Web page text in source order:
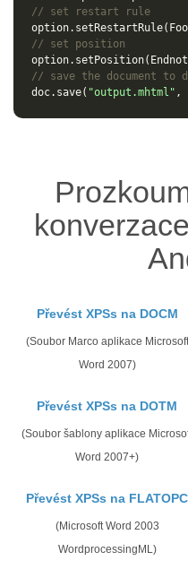
// set restart rule
option. setRestartRule(
// set position
option. setPosition(
// save the document to
doc. save( "output.mhtml" ,
Převést XPSs na DOCM
(Soubor Marco aplikace Microsoft
Word 2007)
Převést XPSs na DOTM
(Soubor šablony aplikace
Word 2007+)
Převést XPSs na FLATOPC
(Microsoft Word 2003
WordprocessingML)